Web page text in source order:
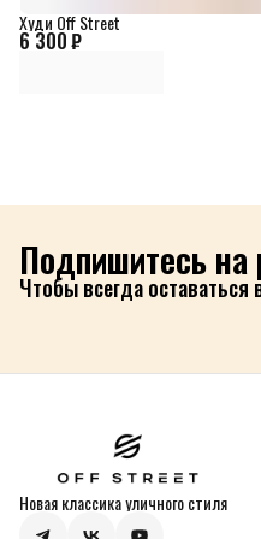
6 300 ₽
Худи Off Street
Подпишитесь
Чтобы всегда оставаться
Новая классика уличного стиля